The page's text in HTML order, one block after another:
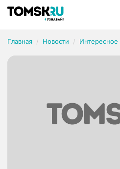
Главная Новости Интересное